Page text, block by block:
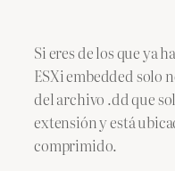
Si eres de los que ya
ESXi embedded solo
del archivo .dd que
extensión y está
comprimido.